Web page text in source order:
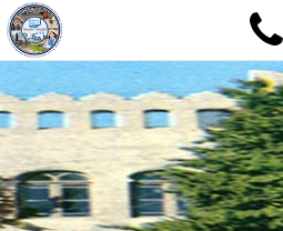
תל אביב
תיור
האתר המרכזי להיסטוריה